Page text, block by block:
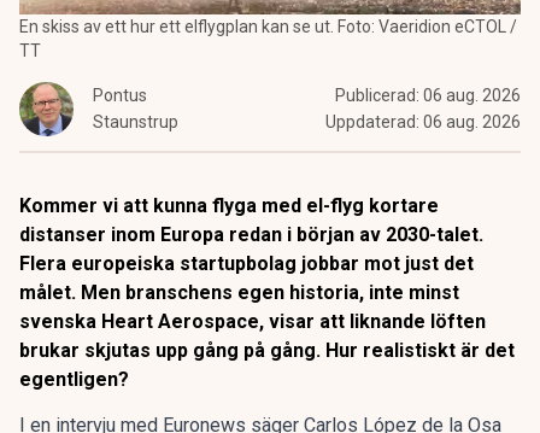
En skiss av ett hur ett elflygplan kan se ut. Foto: Vaeridion eCTOL /
TT
Pontus
Staunstrup
Publicerad: 06 aug. 2026
Uppdaterad: 06 aug. 2026
Kommer vi att kunna flyga med el-flyg kortare
distanser inom Europa redan i början av 2030-talet.
Flera europeiska startupbolag jobbar mot just det
målet. Men branschens egen historia, inte minst
svenska Heart Aerospace, visar att liknande löften
brukar skjutas upp gång på gång. Hur realistiskt är det
egentligen?
I en intervju med Euronews säger Carlos López de la Osa